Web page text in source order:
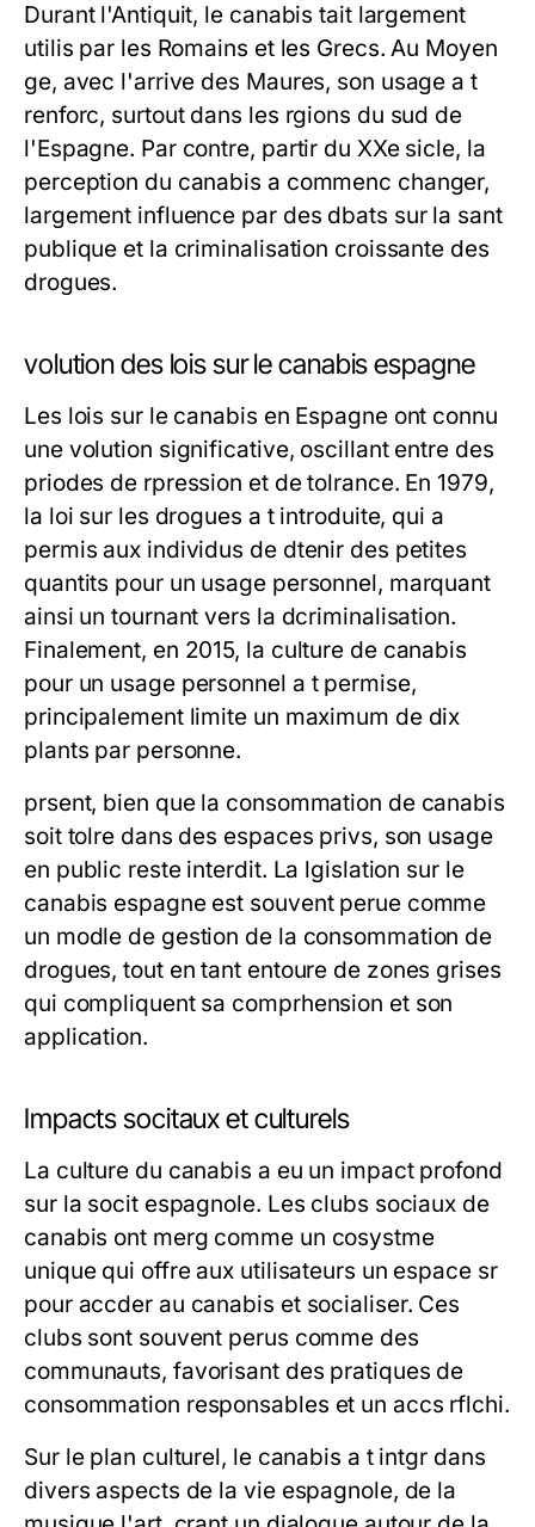
Durant l'Antiquit, le canabis tait largement
utilis par les Romains et les Grecs. Au Moyen
ge, avec l'arrive des Maures, son usage a t
renforc, surtout dans les rgions du sud de
l'Espagne. Par contre, partir du XXe sicle, la
perception du canabis a commenc changer,
largement influence par des dbats sur la sant
publique et la criminalisation croissante des
drogues.
volution des lois sur le canabis espagne
Les lois sur le canabis en Espagne ont connu
une volution significative, oscillant entre des
priodes de rpression et de tolrance. En 1979,
la loi sur les drogues a t introduite, qui a
permis aux individus de dtenir des petites
quantits pour un usage personnel, marquant
ainsi un tournant vers la dcriminalisation.
Finalement, en 2015, la culture de canabis
pour un usage personnel a t permise,
principalement limite un maximum de dix
plants par personne.
prsent, bien que la consommation de canabis
soit tolre dans des espaces privs, son usage
en public reste interdit. La lgislation sur le
canabis espagne est souvent perue comme
un modle de gestion de la consommation de
drogues, tout en tant entoure de zones grises
qui compliquent sa comprhension et son
application.
Impacts socitaux et culturels
La culture du canabis a eu un impact profond
sur la socit espagnole. Les clubs sociaux de
canabis ont merg comme un cosystme
unique qui offre aux utilisateurs un espace sr
pour accder au canabis et socialiser. Ces
clubs sont souvent perus comme des
communauts, favorisant des pratiques de
consommation responsables et un accs rflchi.
Sur le plan culturel, le canabis a t intgr dans
divers aspects de la vie espagnole, de la